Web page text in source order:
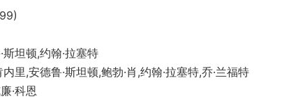
坦顿,约翰·拉塞特
,安德鲁·斯坦顿,鲍勃·肖,约翰·拉塞特,乔·兰福特
·科恩